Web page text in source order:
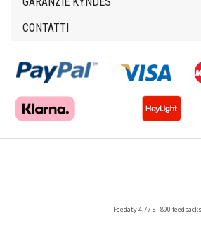
CONTATTI
Feedaty4.7/ 5-890 feedbacks